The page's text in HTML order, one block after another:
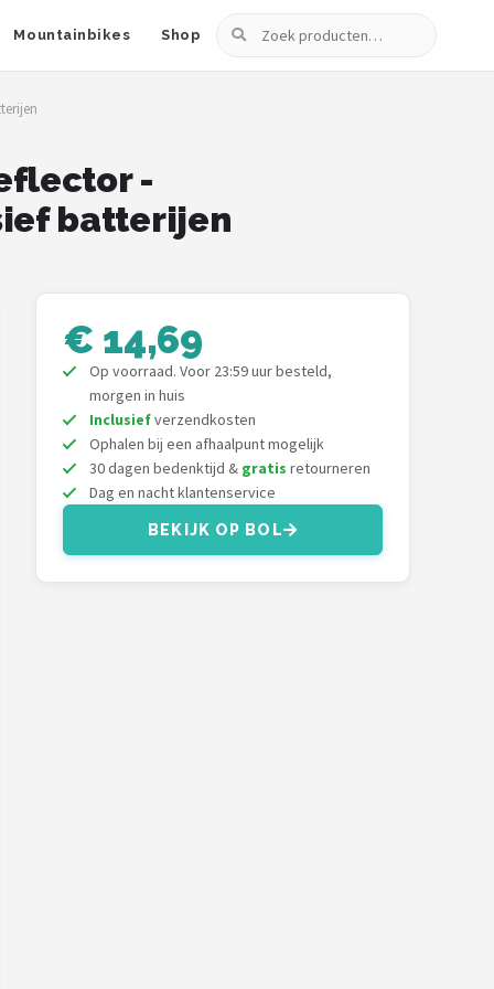
Mountainbikes Shop
Zoeken
-
batterijen
€ 14,69
Op voorraad. Voor 23:59 uur besteld,
morgen in huis
Inclusiefverzendkosten
Ophalen bij een afhaalpunt mogelijk
30 dagen bedenktijd & gratis retourneren
Dag en nacht klantenservice
BEKIJK OP BOL